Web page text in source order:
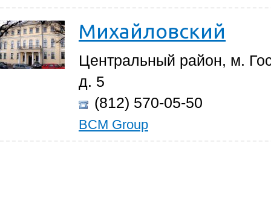
Михайловский
Центральный район, м.
д. 5
(812) 570-05-50
BCM Group